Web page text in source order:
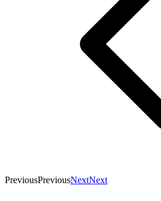
PreviousPreviousNextNext